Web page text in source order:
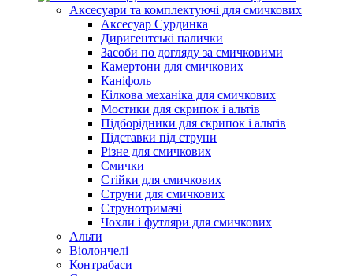
Аксесуари та комплектуючі для смичкових
Аксесуар Сурдинка
Диригентські палички
Засоби по догляду за смичковими
Камертони для смичкових
Каніфоль
Кілкова механіка для смичкових
Мостики для скрипок і альтів
Підборiдники для скрипок і альтів
Підставки під струни
Різне для смичкових
Смички
Стійки для смичкових
Струни для смичкових
Струнотримачі
Чохли і футляри для смичкових
Альти
Віолончелі
Контрабаси